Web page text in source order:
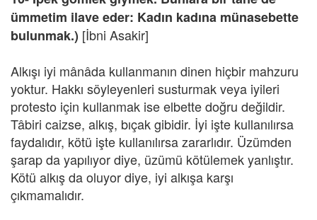
ümmetim ilave eder: Kadın kadına münasebette
bulunmak.) [İbni Asakir]
Alkışı iyi mânâda kullanmanın dinen hiçbir mahzuru
yoktur. Hakkı söyleyenleri susturmak veya iyileri
protesto için kullanmak ise elbette doğru değildir.
Tâbiri caizse, alkış, bıçak gibidir. İyi işte kullanılırsa
faydalıdır, kötü işte kullanılırsa zararlıdır. Üzümden
şarap da yapılıyor diye, üzümü kötülemek yanlıştır.
Kötü alkış da oluyor diye, iyi alkışa karşı
çıkmamalıdır.